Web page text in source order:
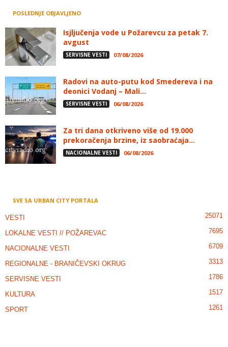
POSLEDNJE OBJAVLJENO
Isjljučenja vode u Požarevcu za petak 7.
avgust
SERVISNE VESTI 07/08/2026
Radovi na auto-putu kod Smedereva i na
deonici Vodanj – Mali...
SERVISNE VESTI 06/08/2026
Za tri dana otkriveno više od 19.000
prekoračenja brzine, iz saobraćaja...
NACIONALNE VESTI 06/08/2026
SVE SA URBAN CITY PORTALA
VESTI 25071
LOKALNE VESTI // POŽAREVAC 7695
NACIONALNE VESTI 6709
REGIONALNE - BRANIČEVSKI OKRUG 3313
SERVISNE VESTI 1786
KULTURA 1517
SPORT 1261